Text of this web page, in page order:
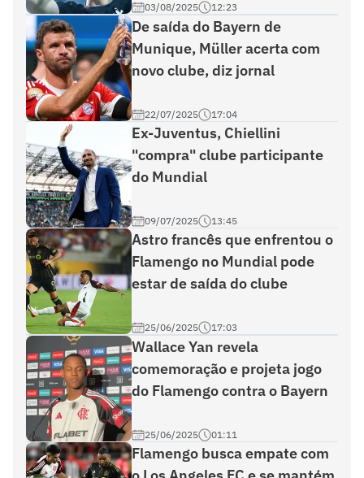
03/08/2025 12:23
De saída do Bayern de
Munique, Müller acerta com
novo clube, diz jornal
22/07/2025 17:04
Ex-Juventus, Chiellini
"compra" clube participante
do Mundial
09/07/2025 13:45
Astro francês que enfrentou o
Flamengo no Mundial pode
estar de saída do clube
25/06/2025 17:03
Wallace Yan revela
comemoração e projeta jogo
do Flamengo contra o Bayern
25/06/2025 01:11
Flamengo busca empate com